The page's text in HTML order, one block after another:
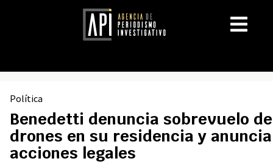
Política
Benedetti denuncia sobrevuelo de
drones en su residencia y anuncia
acciones legales